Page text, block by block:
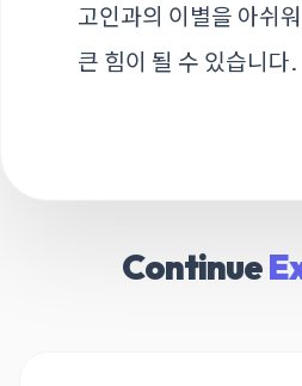
고인과의 이별을 아쉬
큰 힘이 될 수 있습니다.
Continue